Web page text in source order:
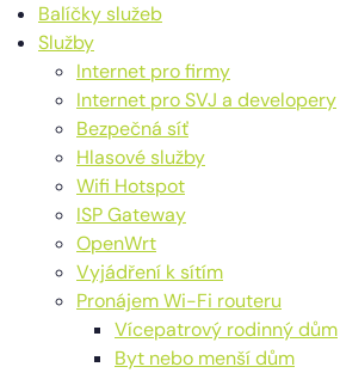
Balíčky služeb
Služby
Internet pro firmy
Internet pro SVJ a developery
Bezpečná síť
Hlasové služby
Wifi Hotspot
ISP Gateway
OpenWrt
Vyjádření k sítím
Pronájem Wi-Fi routeru
Vícepatrový rodinný dům
Byt nebo menší dům